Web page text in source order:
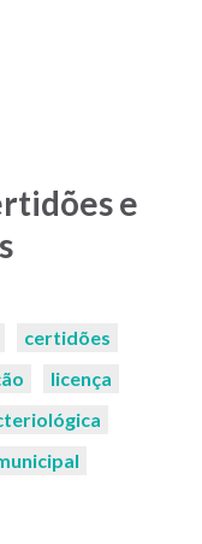
e
certidões
licença